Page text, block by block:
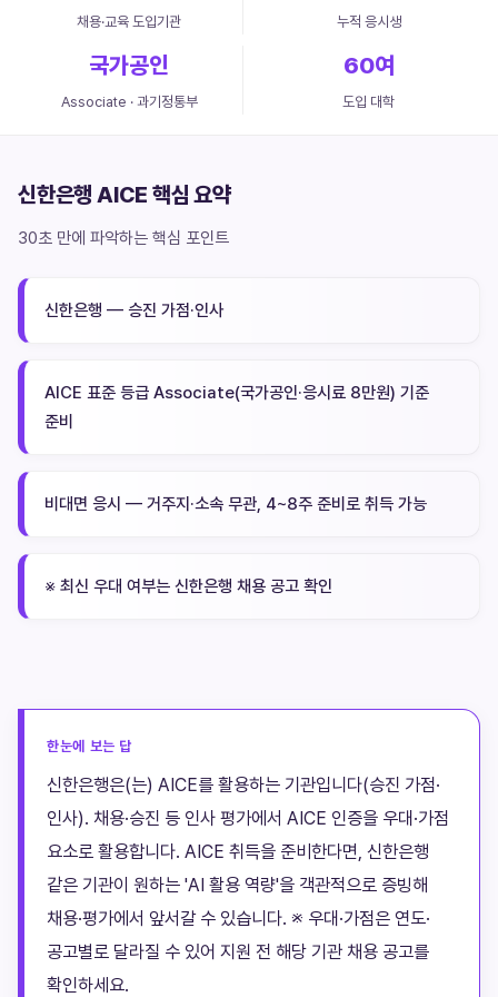
채용·교육 도입기관 누적 응시생
국가공인
Associate · 과기정통부
60여
도입 대학
신한은행 AICE 핵심 요약
30초 만에 파악하는 핵심 포인트
신한은행 — 승진 가점·인사
AICE 표준 등급 Associate(국가공인·응시료 8만원) 기준
준비
비대면 응시 — 거주지·소속 무관, 4~8주 준비로 취득 가능
※ 최신 우대 여부는 신한은행 채용 공고 확인
한눈에 보는 답
신한은행은(는) AICE를 활용하는 기관입니다(승진 가점·
인사). 채용·승진 등 인사 평가에서 AICE 인증을 우대·가점
요소로 활용합니다. AICE 취득을 준비한다면, 신한은행
같은 기관이 원하는 'AI 활용 역량'을 객관적으로 증빙해
채용·평가에서 앞서갈 수 있습니다. ※ 우대·가점은 연도·
공고별로 달라질 수 있어 지원 전 해당 기관 채용 공고를
확인하세요.